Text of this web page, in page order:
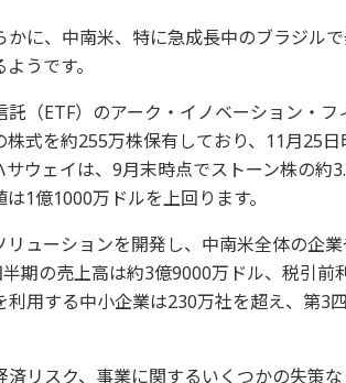
に、中南米、特に急成長中のブラジル
うです。
（ETF）のアーク・イノベーション・
式を約255万株保有しており、11月25
ウェイは、9月末時点でストーン株の約
1億1000万ドルを上回ります。
ューションを開発し、中南米全体の企
期の売上高は約3億9000万ドル、税引前
利用する中小企業は230万社を超え、第3
リスク、事業に関するいくつかの失策